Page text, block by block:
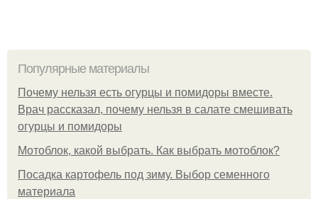
Популярные материалы
Почему нельзя есть огурцы и помидоры вместе.
Врач рассказал, почему нельзя в салате смешивать
огурцы и помидоры
Мотоблок, какой выбрать. Как выбрать мотоблок?
Посадка картофель под зиму. Выбор семенного
материала